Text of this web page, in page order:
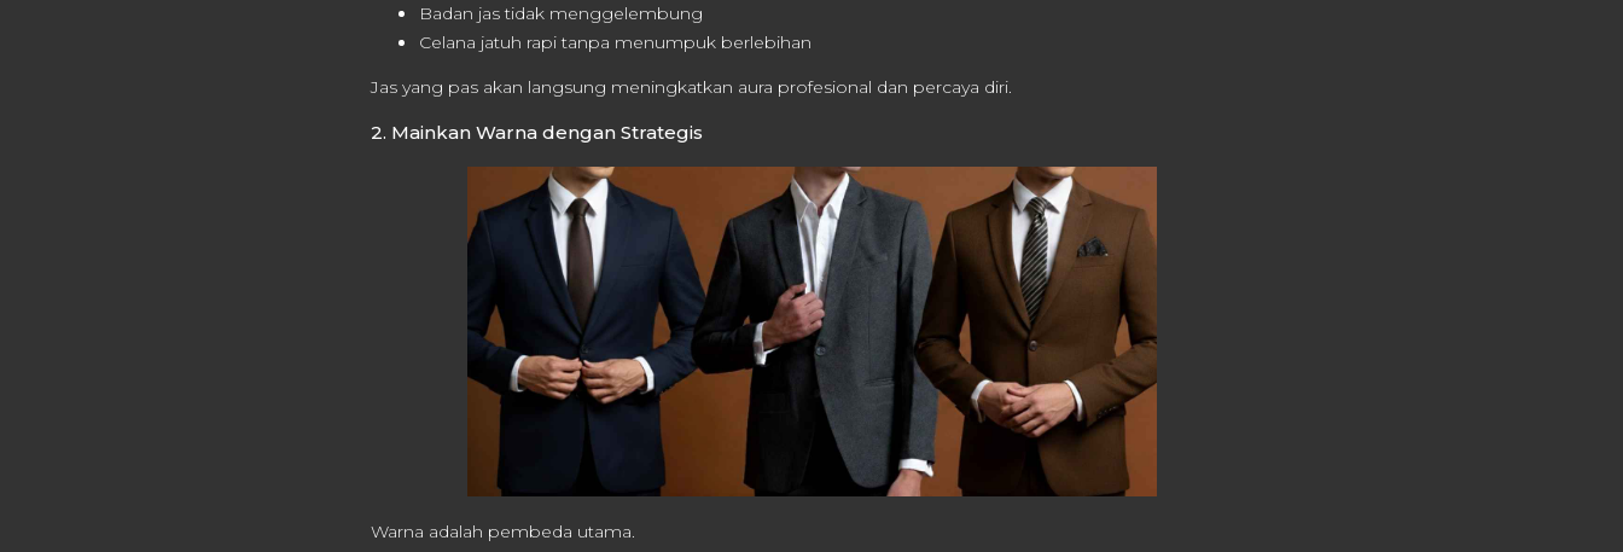
Badan jas tidak menggelembung
Celana jatuh rapi tanpa menumpuk berlebihan
Jas yang pas akan langsung meningkatkan aura profesional dan percaya diri.
2. Mainkan Warna dengan Strategis
Warna adalah pembeda utama.